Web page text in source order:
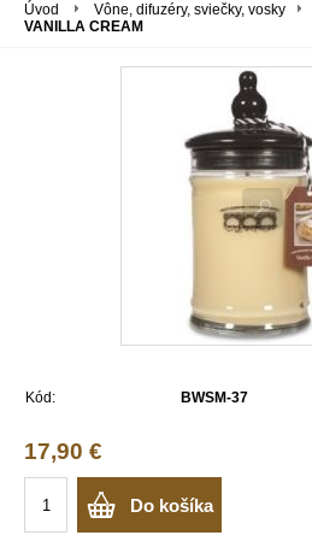
Úvod Vône, difuzéry, sviečky, vosky
VANILLA CREAM
Kód: BWSM-37
17,90 €
Do košíka